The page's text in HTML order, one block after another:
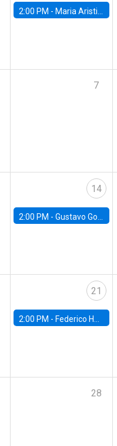
2:00 PM - Maria Aristizabal-Ramirez, FED Board
7
14
2:00 PM - Gustavo González - Banco Central de Chile
21
2:00 PM - Federico Huneeus - Banco Central de Chile
28